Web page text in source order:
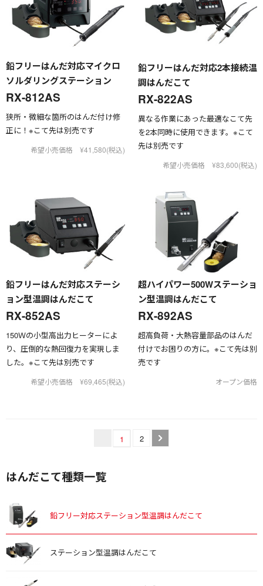
鉛フリーはんだ対応マイクロ
ソルダリングステーション
RX-812AS
狭所・微細な箇所のはんだ付け修
正に！※こて先は別売です
希望小売価格 ¥41,580(税込)
鉛フリーはんだ対応2本接続温
調はんだこて
RX-822AS
異なる作業にあった最適なこて先
を2本同時に使用できます。※こて
先は別売です
希望小売価格 ¥83,600(税込)
鉛フリーはんだ対応ステーシ
ョン型温調はんだこて
RX-852AS
150Ｗの小型高出力ヒーターによ
り、圧倒的な熱回復力を実現しま
した。※こて先は別売です
希望小売価格 ¥69,465(税込)
超ハイパワー500Wステーショ
ン型温調はんだこて
RX-892AS
超高負荷・大熱容量部品のはんだ
付けでお困りの方に。※こて先は別
売です
オープン価格
1 2
はんだこて種類一覧
鉛フリー対応ステーション型温調はんだこて
ステーション型温調はんだこて